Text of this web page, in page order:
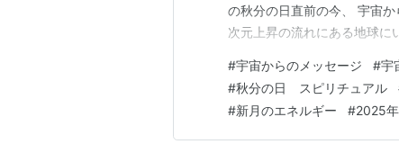
の秋分の日直前の今、 宇宙
次元上昇の流れにある地球に
んでみてくださいね(^^) ・ 今
ない、…
#宇宙からのメッセージ #宇
#秋分の日 スピリチュアル
#新月のエネルギー #2025